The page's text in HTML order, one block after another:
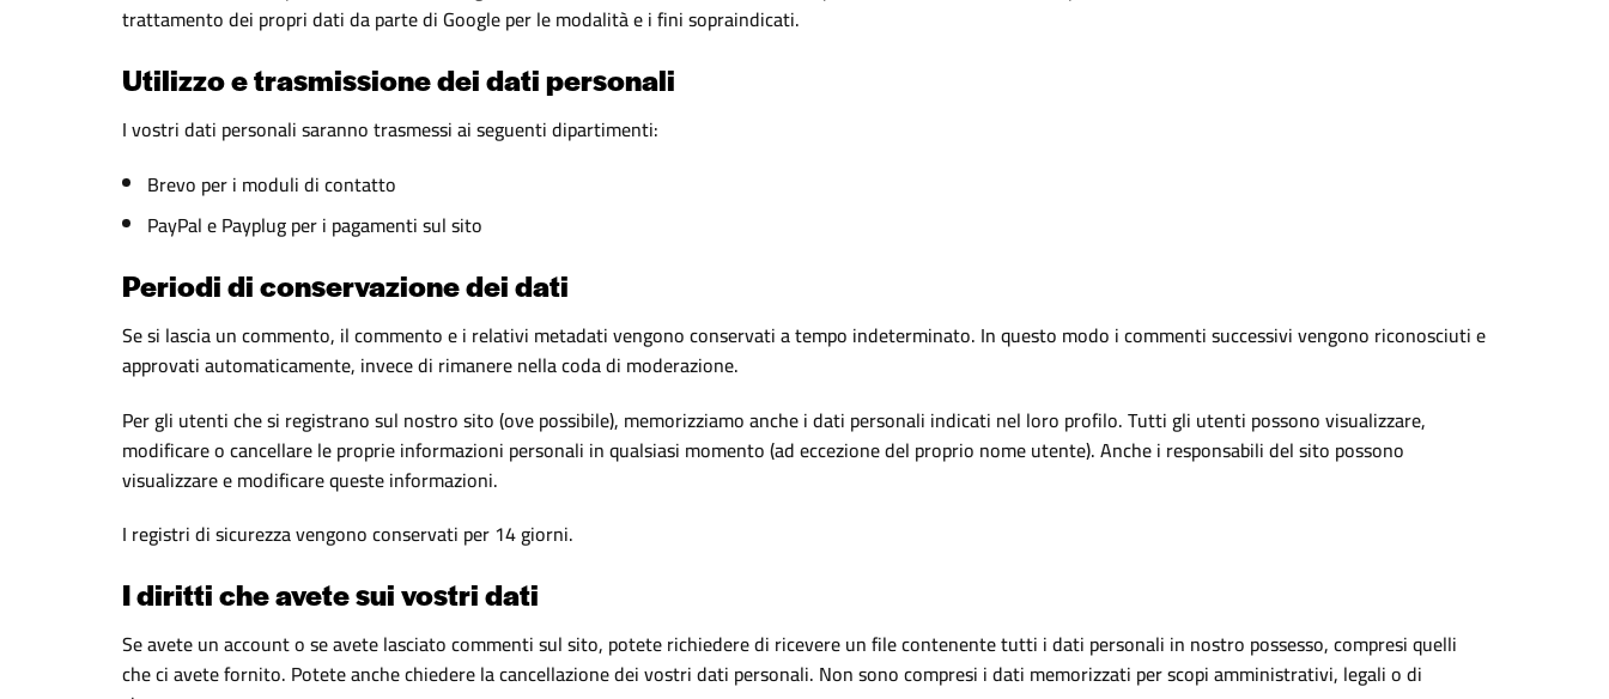
trattamento dei propri dati da parte di Google per le modalità e i fini sopraindicati.
Utilizzo e trasmissione dei dati personali
I vostri dati personali saranno trasmessi ai seguenti dipartimenti:
Brevo per i moduli di contatto
PayPal e Payplug per i pagamenti sul sito
Periodi di conservazione dei dati
Se si lascia un commento, il commento e i relativi metadati vengono conservati a tempo indeterminato. In questo modo i commenti successivi vengono riconosciuti e
approvati automaticamente, invece di rimanere nella coda di moderazione.
Per gli utenti che si registrano sul nostro sito (ove possibile), memorizziamo anche i dati personali indicati nel loro profilo. Tutti gli utenti possono visualizzare,
modificare o cancellare le proprie informazioni personali in qualsiasi momento (ad eccezione del proprio nome utente). Anche i responsabili del sito possono
visualizzare e modificare queste informazioni.
I registri di sicurezza vengono conservati per 14 giorni.
I diritti che avete sui vostri dati
Se avete un account o se avete lasciato commenti sul sito, potete richiedere di ricevere un file contenente tutti i dati personali in nostro possesso, compresi quelli
che ci avete fornito. Potete anche chiedere la cancellazione dei vostri dati personali. Non sono compresi i dati memorizzati per scopi amministrativi, legali o di